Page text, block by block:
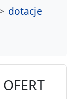
dotacje